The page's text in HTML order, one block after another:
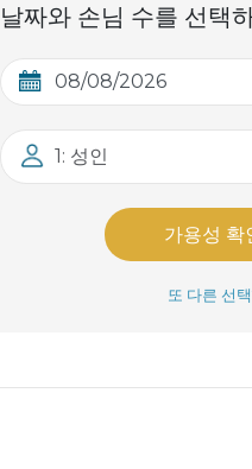
날짜와 손님 수를 선택
1: 성인
가용성 확
또 다른 선